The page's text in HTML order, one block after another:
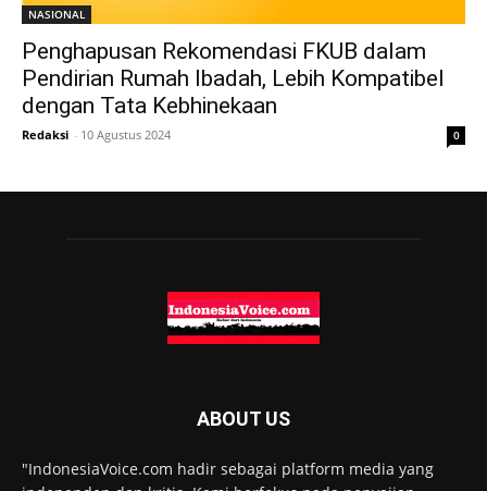
NASIONAL
Penghapusan Rekomendasi FKUB dalam
Pendirian Rumah Ibadah, Lebih Kompatibel
dengan Tata Kebhinekaan
Redaksi - 10 Agustus 2024 0
ABOUT US
"IndonesiaVoice.com hadir sebagai platform media yang